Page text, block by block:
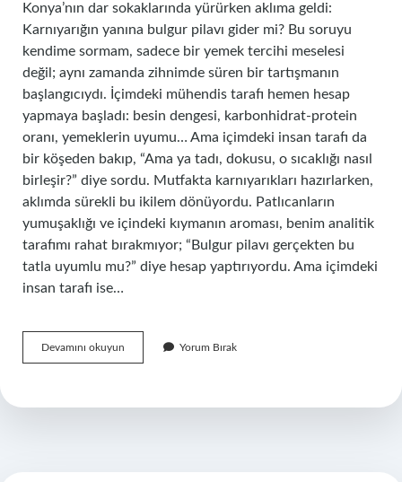
Konya’nın dar sokaklarında yürürken aklıma geldi:
Karnıyarığın yanına bulgur pilavı gider mi? Bu soruyu
kendime sormam, sadece bir yemek tercihi meselesi
değil; aynı zamanda zihnimde süren bir tartışmanın
başlangıcıydı. İçimdeki mühendis tarafı hemen hesap
yapmaya başladı: besin dengesi, karbonhidrat-protein
oranı, yemeklerin uyumu… Ama içimdeki insan tarafı da
bir köşeden bakıp, “Ama ya tadı, dokusu, o sıcaklığı nasıl
birleşir?” diye sordu. Mutfakta karnıyarıkları hazırlarken,
aklımda sürekli bu ikilem dönüyordu. Patlıcanların
yumuşaklığı ve içindeki kıymanın aroması, benim analitik
tarafımı rahat bırakmıyor; “Bulgur pilavı gerçekten bu
tatla uyumlu mu?” diye hesap yaptırıyordu. Ama içimdeki
insan tarafı ise…
Devamını okuyun Karnıyarığın
yanına
gider
Yorum Bırak